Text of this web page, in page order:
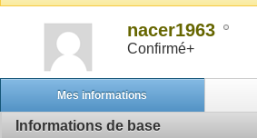
nacer1963
Confirmé+
Mes informations
Informations de base